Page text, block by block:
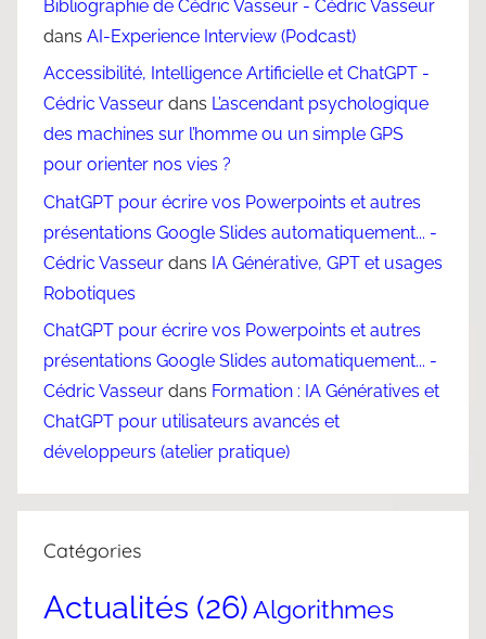
Bibliographie de Cédric Vasseur - Cédric Vasseur
dans AI-Experience Interview (Podcast)
Accessibilité, Intelligence Artificielle et ChatGPT -
Cédric Vasseur dans L’ascendant psychologique
des machines sur l’homme ou un simple GPS
pour orienter nos vies ?
ChatGPT pour écrire vos Powerpoints et autres
présentations Google Slides automatiquement... -
Cédric Vasseur dans IA Générative, GPT et usages
Robotiques
ChatGPT pour écrire vos Powerpoints et autres
présentations Google Slides automatiquement... -
Cédric Vasseur dans Formation : IA Génératives et
ChatGPT pour utilisateurs avancés et
développeurs (atelier pratique)
Catégories
Actualités (26) Algorithmes